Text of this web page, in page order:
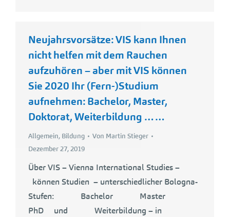
Neujahrsvorsätze: VIS kann Ihnen
nicht helfen mit dem Rauchen
aufzuhören – aber mit VIS können
Sie 2020 Ihr (Fern-)Studium
aufnehmen: Bachelor, Master,
Doktorat, Weiterbildung ……
Allgemein, Bildung Von Martin Stieger
Dezember 27, 2019
Über VIS – Vienna International Studies –
können Studien – unterschiedlicher Bologna-
Stufen: Bachelor Master
PhD und Weiterbildung – in